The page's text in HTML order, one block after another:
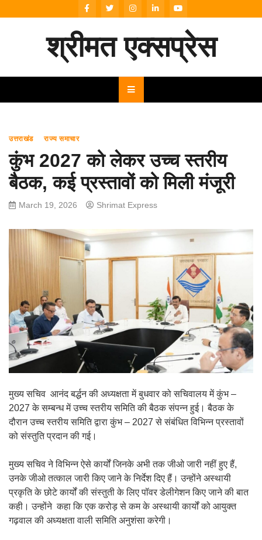
to
श्रीमत एक्सप्रेस
उत्तराखंड राज्य समाचार
कुंभ 2027 को लेकर उच्च स्तरीय
बैठक, कई प्रस्तावों को मिली मंजूरी
March 19, 2026 Shrimat Express
मुख्य सचिव आनंद बर्द्धन की अध्यक्षता में बुधवार को सचिवालय में कुंभ –
2027 के सम्बन्ध में उच्च स्तरीय समिति की बैठक संपन्न हुई। बैठक के
दौरान उच्च स्तरीय समिति द्वारा कुंभ – 2027 से संबंधित विभिन्न प्रस्तावों
को संस्तुति प्रदान की गई।
मुख्य सचिव ने विभिन्न ऐसे कार्यों जिनके अभी तक जीओ जारी नहीं हुए हैं,
उनके जीओ तत्काल जारी किए जाने के निर्देश दिए हैं। उन्होंने अस्थायी
प्रकृति के छोटे कार्यों की संस्तुती के लिए पॉवर डेलीगेशन किए जाने की बात
कही। उन्होंने कहा कि एक करोड़ से कम के अस्थायी कार्यों को आयुक्त
गढ़वाल की अध्यक्षता वाली समिति अनुशंसा करेगी।